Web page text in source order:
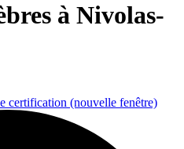
à Nivolas-
certification (nouvelle fenêtre)